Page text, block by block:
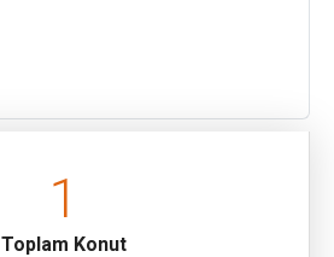
1
Toplam Konut